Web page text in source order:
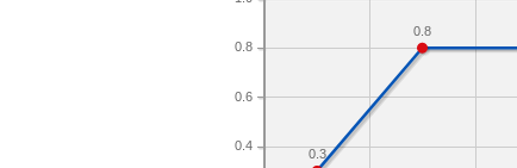
0.4
0.6
0.8
0.8
0.3